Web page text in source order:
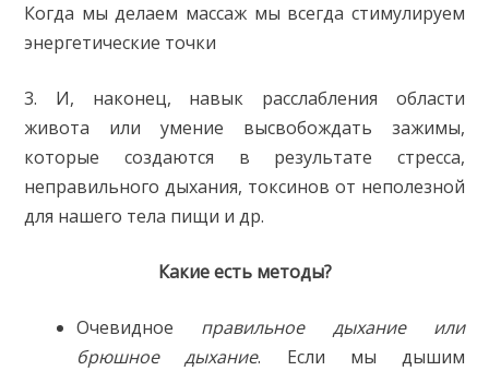
Когда мы делаем массаж мы всегда стимулируем
энергетические точки
3. И, наконец, навык расслабления области
живота или умение высвобождать зажимы,
которые создаются в результате стресса,
неправильного дыхания, токсинов от неполезной
для нашего тела пищи и др.
Какие есть методы?
Очевидное правильное дыхание или
брюшное дыхание. Если мы дышим